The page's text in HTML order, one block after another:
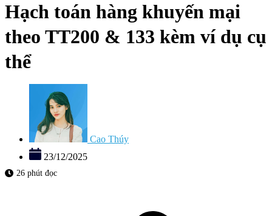
Hạch toán hàng khuyến mại
theo TT200 & 133 kèm ví dụ cụ
thể
Cao Thúy
23/12/2025
26 phút đọc